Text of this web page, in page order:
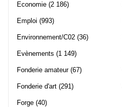
Economie (2 186)
Emploi (993)
Environnement/C02 (36)
Evènements (1 149)
Fonderie amateur(67)
Fonderie d'art (291)
Forge (40)